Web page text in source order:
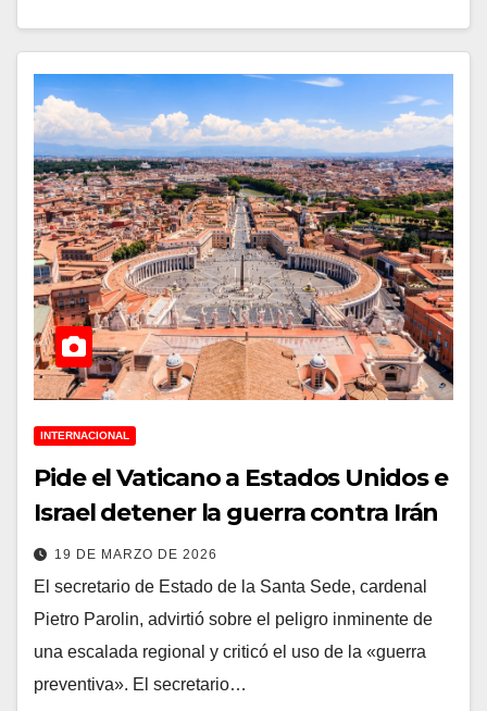
INTERNACIONAL
Pide el Vaticano a Estados Unidos e
Israel detener la guerra contra Irán
19 DE MARZO DE 2026
El secretario de Estado de la Santa Sede, cardenal
Pietro Parolin, advirtió sobre el peligro inminente de
una escalada regional y criticó el uso de la «guerra
preventiva». El secretario…